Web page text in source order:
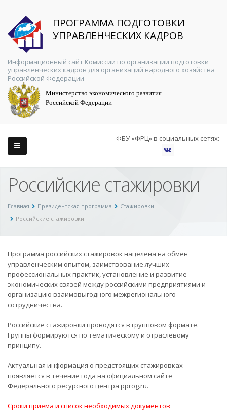
ПРОГРАММА ПОДГОТОВКИ
УПРАВЛЕНЧЕСКИХ КАДРОВ
Информационный сайт Комиссии по организации подготовки
управленческих кадров для организаций народного хозяйства
Российской Федерации
Министерство экономического развития
Российской Федерации
ФБУ «ФРЦ» в социальных сетях:
Российские стажировки
Главная Президентская программа
Стажировки
Российские стажировки
Программа российских стажировок нацелена на обмен
управленческим опытом, заимствование лучших
профессиональных практик, установление и развитие
экономических связей между российскими предприятиями и
организацию взаимовыгодного межрегионального
сотрудничества.
Российские стажировки проводятся в групповом формате.
Группы формируются по тематическому и отраслевому
принципу.
Актуальная информация о предстоящих стажировках
появляется в течение года на официальном сайте
Федерального ресурсного центра pprog.ru.
Сроки приёма и список необходимых документов